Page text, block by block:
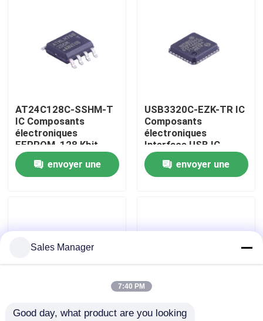
Vidéos
Visite d'usine
Contrôle de qualité
Circuits intégrés IC
AT24C128C-SSHM-T
IC Composants
électroniques
EEPROM, 128 Kbit,
16K X 8 bits, 1 MHz,
I2C, SOIC, 8 broches
envoyer une
USB3320C-EZK-TR IC
Composants
électroniques
Interface USB IC
Haute vitesse USB 1,8
V ULPI envoyer une
CC1101RGPR IC CC2530F256RHAR IC
Sales Manager
7:40 PM
Good day, what product are you looking